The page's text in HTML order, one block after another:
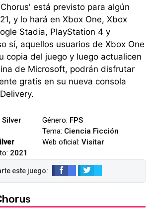
está previsto para algún
y lo hará en Xbox One, Xbox
Stadia, PlayStation 4 y
sí, aquellos usuarios de Xbox One
copia del juego y luego actualicen
de Microsoft, podrán disfrutar
gratis en su nueva consola
Silver
2021
Género: FPS
Tema: Ciencia Ficción
Web oficial: Visitar